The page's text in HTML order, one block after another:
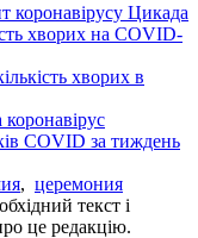
коронавірусу Цикада
хворих на COVID-
хворих в
коронавірус
COVID за тиждень
, церемония
текст і
це редакцію.